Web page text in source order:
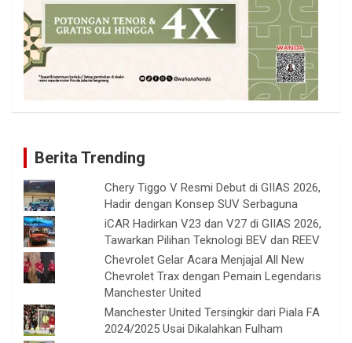
Berita Trending
Chery Tiggo V Resmi Debut di GIIAS 2026,
Hadir dengan Konsep SUV Serbaguna
iCAR Hadirkan V23 dan V27 di GIIAS 2026,
Tawarkan Pilihan Teknologi BEV dan REEV
Chevrolet Gelar Acara Menjajal All New
Chevrolet Trax dengan Pemain Legendaris
Manchester United
Manchester United Tersingkir dari Piala FA
2024/2025 Usai Dikalahkan Fulham